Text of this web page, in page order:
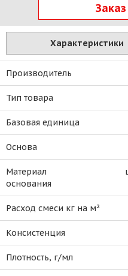
Характеристики
Производитель
Тип товара
Базовая единица
Основа
Материал
основания
Расход смеси кг на м²
Консистенция
Плотность, г/мл